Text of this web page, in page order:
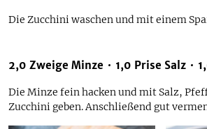
Die Zucchini waschen und mit einem
2,0 Zweige Minze 1,0 Prise Salz
Die Minze fein hacken und mit Salz,
Zucchini geben. Anschließend gut